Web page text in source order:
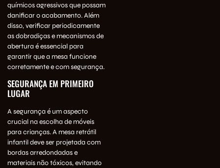
químicos agressivos que possam
danificar o acabamento. Além
disso, verificar periodicamente
as dobradiças e mecanismos de
abertura é essencial para
garantir que a mesa funcione
corretamente e com segurança.
SEGURANÇA EM PRIMEIRO
LUGAR
A segurança é um aspecto
crucial na escolha de móveis
para crianças. A mesa retrátil
infantil deve ser projetada com
bordas arredondadas e
materiais não tóxicos, evitando